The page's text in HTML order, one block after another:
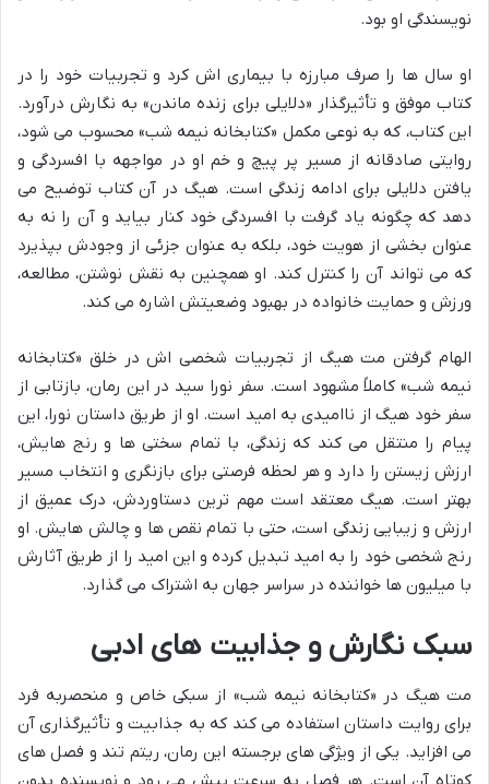
نویسندگی او بود.
او سال ها را صرف مبارزه با بیماری اش کرد و تجربیات خود را در
کتاب موفق و تأثیرگذار «دلایلی برای زنده ماندن» به نگارش درآورد.
این کتاب، که به نوعی مکمل «کتابخانه نیمه شب» محسوب می شود،
روایتی صادقانه از مسیر پر پیچ و خم او در مواجهه با افسردگی و
یافتن دلایلی برای ادامه زندگی است. هیگ در آن کتاب توضیح می
دهد که چگونه یاد گرفت با افسردگی خود کنار بیاید و آن را نه به
عنوان بخشی از هویت خود، بلکه به عنوان جزئی از وجودش بپذیرد
که می تواند آن را کنترل کند. او همچنین به نقش نوشتن، مطالعه،
ورزش و حمایت خانواده در بهبود وضعیتش اشاره می کند.
الهام گرفتن مت هیگ از تجربیات شخصی اش در خلق «کتابخانه
نیمه شب» کاملاً مشهود است. سفر نورا سید در این رمان، بازتابی از
سفر خود هیگ از ناامیدی به امید است. او از طریق داستان نورا، این
پیام را منتقل می کند که زندگی، با تمام سختی ها و رنج هایش،
ارزش زیستن را دارد و هر لحظه فرصتی برای بازنگری و انتخاب مسیر
بهتر است. هیگ معتقد است مهم ترین دستاوردش، درک عمیق از
ارزش و زیبایی زندگی است، حتی با تمام نقص ها و چالش هایش. او
رنج شخصی خود را به امید تبدیل کرده و این امید را از طریق آثارش
با میلیون ها خواننده در سراسر جهان به اشتراک می گذارد.
سبک نگارش و جذابیت های ادبی
مت هیگ در «کتابخانه نیمه شب» از سبکی خاص و منحصربه فرد
برای روایت داستان استفاده می کند که به جذابیت و تأثیرگذاری آن
می افزاید. یکی از ویژگی های برجسته این رمان، ریتم تند و فصل های